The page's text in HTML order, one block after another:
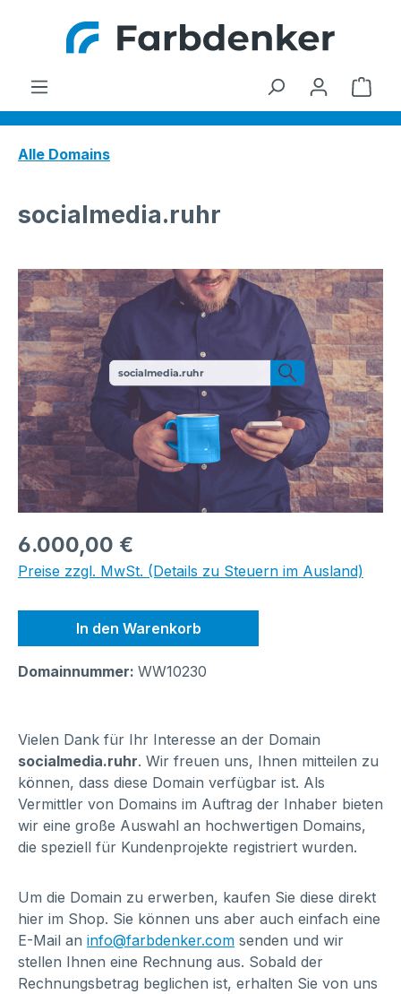
Zum Hauptinhalt springen
Alle Domains
socialmedia.ruhr
socialmedia.ruhr
Regulärer Preis:
6.000,00 €
Preise zzgl. MwSt. (Details zu Steuern im Ausland)
In den Warenkorb
Domainnummer: WW10230
Vielen Dank für Ihr Interesse an der Domain
socialmedia.ruhr. Wir freuen uns, Ihnen mitteilen zu
können, dass diese Domain verfügbar ist. Als
Vermittler von Domains im Auftrag der Inhaber bieten
wir eine große Auswahl an hochwertigen Domains,
die speziell für Kundenprojekte registriert wurden.
Um die Domain zu erwerben, kaufen Sie diese direkt
hier im Shop. Sie können uns aber auch einfach eine
E-Mail an info@farbdenker.com senden und wir
stellen Ihnen eine Rechnung aus. Sobald der
Rechnungsbetrag beglichen ist, erhalten Sie von uns